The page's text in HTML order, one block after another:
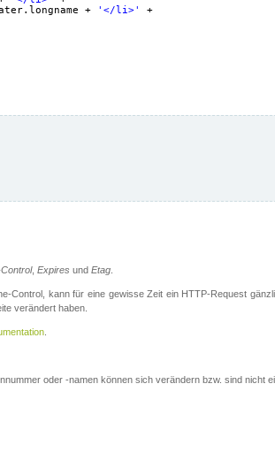
+ '</li>'
+
, Expires und Etag.
Control, kann für eine gewisse Zeit ein HTTP-Request
verändert haben.
.
oder -namen können sich verändern bzw. sind nicht